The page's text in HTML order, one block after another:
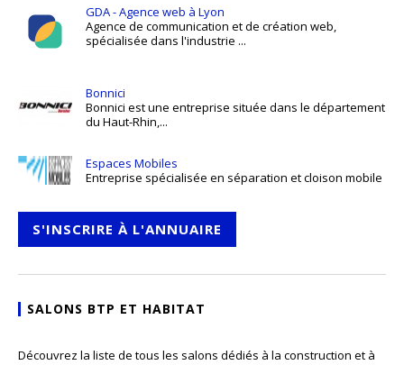
GDA - Agence web à Lyon
Agence de communication et de création web,
spécialisée dans l'industrie ...
Bonnici
Bonnici est une entreprise située dans le département
du Haut-Rhin,...
Espaces Mobiles
Entreprise spécialisée en séparation et cloison mobile
S'INSCRIRE À L'ANNUAIRE
SALONS BTP ET HABITAT
Découvrez la liste de tous les salons dédiés à la construction et à